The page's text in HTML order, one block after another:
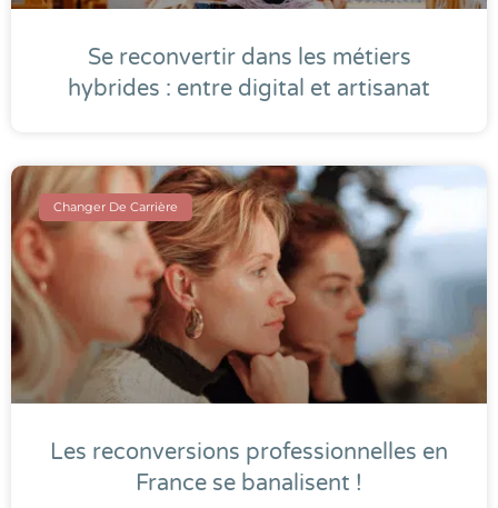
Se reconvertir dans les métiers
hybrides : entre digital et artisanat
Changer De Carrière
Les reconversions professionnelles en
France se banalisent !